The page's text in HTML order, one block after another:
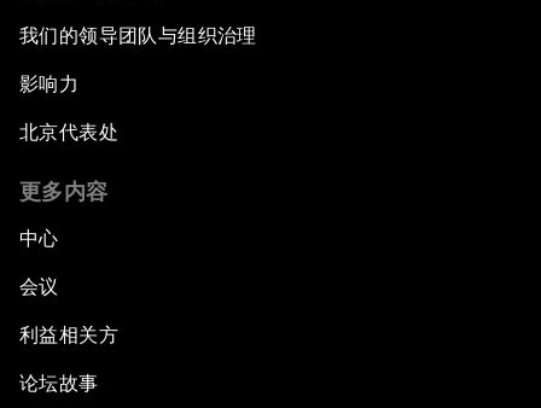
我们的领导团队与组织治理
影响力
北京代表处
更多内容
中心
会议
利益相关方
论坛故事